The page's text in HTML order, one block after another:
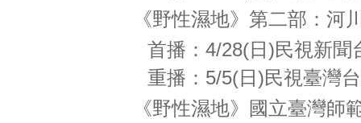
《野性濕地》第二部：河
首播：4/28(日)民視新聞
重播：5/5(日)民視臺灣
《野性濕地》國立臺灣師